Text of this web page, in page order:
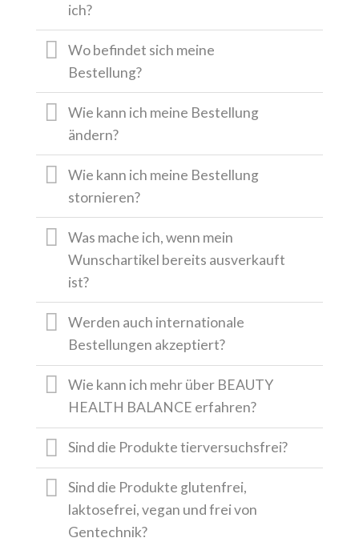
ich?
Wo befindet sich meine
Bestellung?
Wie kann ich meine Bestellung
ändern?
Wie kann ich meine Bestellung
stornieren?
Was mache ich, wenn mein
Wunschartikel bereits ausverkauft
ist?
Werden auch internationale
Bestellungen akzeptiert?
Wie kann ich mehr über BEAUTY
HEALTH BALANCE erfahren?
Sind die Produkte tierversuchsfrei?
Sind die Produkte glutenfrei,
laktosefrei, vegan und frei von
Gentechnik?